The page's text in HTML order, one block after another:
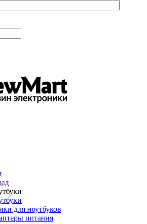
для ноутбуков
питания